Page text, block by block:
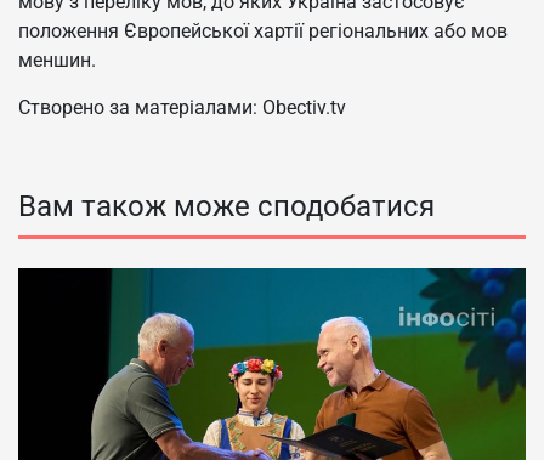
положення Європейської хартії регіональних або мов
меншин.
Створено за матеріалами: Obectiv.tv
Вам також може сподобатися